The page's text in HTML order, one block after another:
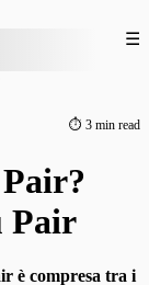
☰
⏱ 3 min read
Pair
è compresa tra i